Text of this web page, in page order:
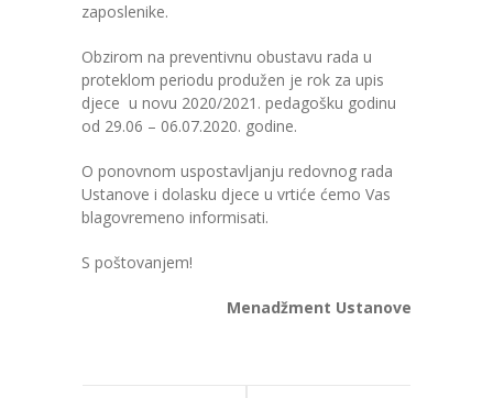
---- Osnovni elementi ugovora
---- Odluke o izboru i poništenju
---- Nabavka usluga iz anexa II dio B
-- Konkursi
Edukacije
-- Edukacije za roditelje
zaposlenike.
Obzirom na preventivnu obustavu rada u
proteklom periodu produžen je rok za upis
djece u novu 2020/2021. pedagošku godinu
od 29.06 – 06.07.2020. godine.
O ponovnom uspostavljanju redovnog rada
Ustanove i dolasku djece u vrtiće ćemo Vas
blagovremeno informisati.
S poštovanjem!
Menadžment Ustanove